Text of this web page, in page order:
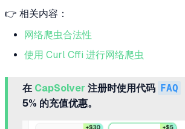
👉 相关内容：
网络爬虫合法性
使用 Curl Cffi 进行网络爬虫
在 CapSolver 注册时使用代码 FAQ
5% 的充值优惠。